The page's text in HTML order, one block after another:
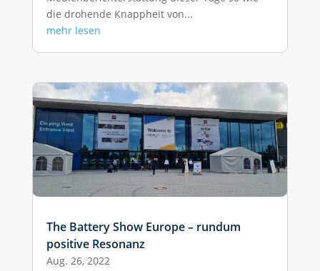
die drohende Knappheit von...
mehr lesen
The Battery Show Europe – rundum
positive Resonanz
Aug. 26, 2022